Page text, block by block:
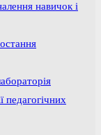
навичок і
педагогічних